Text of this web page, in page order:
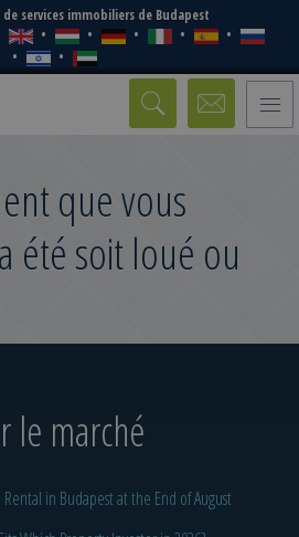
services immobiliers de Budapest
Toggle
que vous
été soit loué ou
le marché
in Budapest at the End of August